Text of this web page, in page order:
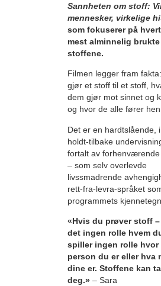
Sannheten om stoff:
mennesker, virkelige
som fokuserer på
mest alminnelig brukte
stoffene.
Filmen legger fram
gjør et stoff til et stoff,
dem gjør mot sinnet og
og hvor de alle fører
Det er en hardtslående,
holdt-tilbake
fortalt av
– som selv overlevde
livssmadrende
rett-fra-levra-språket
programmets
«Hvis du prøver stoff
det ingen rolle hvem
spiller ingen rolle hvor
person du er eller hva
dine er. Stoffene kan
deg.» – Sara